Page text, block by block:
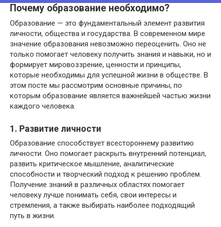
Почему образование необходимо?
Образование — это фундаментальный элемент развития
личности, общества и государства. В современном мире
значение образования невозможно переоценить. Оно не
только помогает человеку получить знания и навыки, но и
формирует мировоззрение, ценности и принципы,
которые необходимы для успешной жизни в обществе. В
этом посте мы рассмотрим основные причины, по
которым образование является важнейшей частью жизни
каждого человека.
1. Развитие личности
Образование способствует всестороннему развитию
личности. Оно помогает раскрыть внутренний потенциал,
развить критическое мышление, аналитические
способности и творческий подход к решению проблем.
Получение знаний в различных областях помогает
человеку лучше понимать себя, свои интересы и
стремления, а также выбирать наиболее подходящий
путь в жизни.